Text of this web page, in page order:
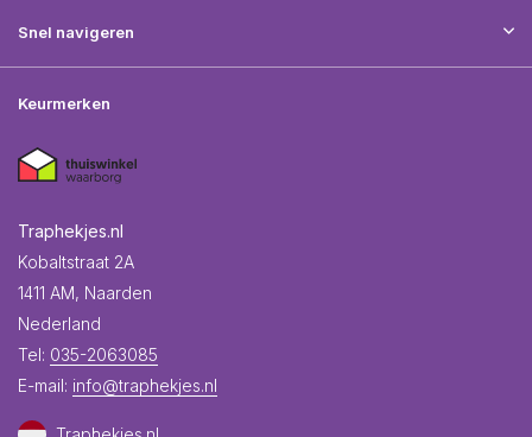
Snel navigeren
Keurmerken
Traphekjes.nl
Kobaltstraat 2A
1411 AM, Naarden
Nederland
Tel: 035-2063085
E-mail: info@traphekjes.nl